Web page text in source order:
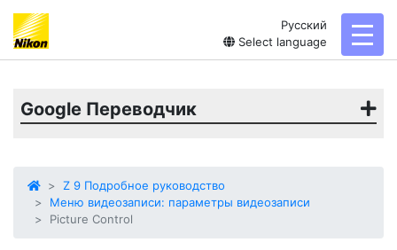
Русский
Select language
Google Переводчик
Z 9 Подробное руководство
Меню видеозаписи: параметры видеозаписи
Picture Control